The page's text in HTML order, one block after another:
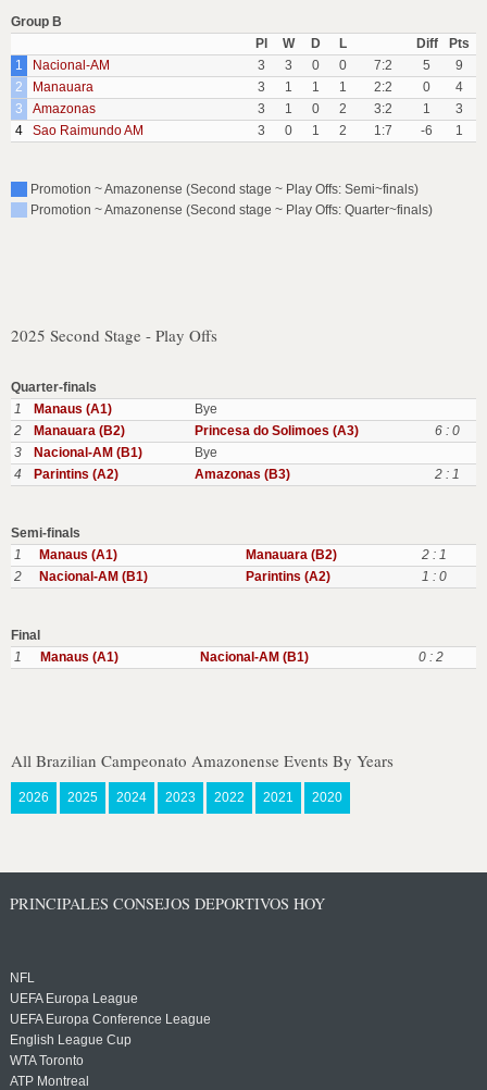
Group B
Pl
W D L Diff
Pts
1
Nacional-AM 3 3 0 0 7:2 5
9
2
Manauara 3 1 1 1 2:2 0
4
3
Amazonas 3 1 0 2 3:2 1
3
4
Sao Raimundo AM 3 0 1 2 1:7 -6 1
Promotion ~ Amazonense (Second stage ~ Play Offs: Semi~finals)
Promotion ~ Amazonense (Second stage ~ Play Offs: Quarter~finals)
2025 Second Stage - Play Offs
Quarter-finals
1
Manaus (A1)
Bye
2
Manauara (B2) Princesa do Solimoes (A3)
6 : 0
3
Nacional-AM (B1)
Bye
4
Parintins (A2) Amazonas (B3) 2 : 1
Semi-finals
1
Manaus (A1) Manauara (B2)
2 : 1
2
Nacional-AM (B1) Parintins (A2) 1 : 0
Final
1
Manaus (A1) Nacional-AM (B1) 0 : 2
All Brazilian Campeonato Amazonense Events By Years
2026 2025 2024 2023 2022 2021 2020
PRINCIPALES CONSEJOS DEPORTIVOS HOY
NFL
UEFA Europa League
UEFA Europa Conference League
English League Cup
WTA Toronto
ATP Montreal